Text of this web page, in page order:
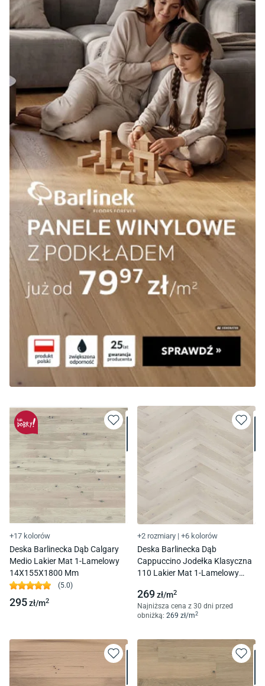
+17 kolorów
Deska Barlinecka Dąb Calgary
Medio Lakier Mat 1-Lamelowy
14X155X1800 Mm
(5.0)
295zł/m2
+2 rozmiary | +6 kolorów
Deska Barlinecka Dąb
Cappuccino Jodełka Klasyczna
110 Lakier Mat 1-Lamelowy
269zł/m2
Najniższa cena z 30 dni przed
obniżką: 269 zł/m2